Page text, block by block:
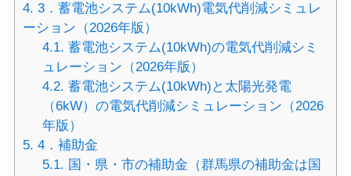
4. 3．蓄電池システム(10kWh)電気代削減シミュレ
ーション（2026年版）
4.1. 蓄電池システム(10kWh)の電気代削減シミ
ュレーション（2026年版）
4.2. 蓄電池システム(10kWh)と太陽光発電
（6kW）の電気代削減シミュレーション（2026
年版）
5. 4．補助金
5.1. 国・県・市の補助金（群馬県の補助金は国